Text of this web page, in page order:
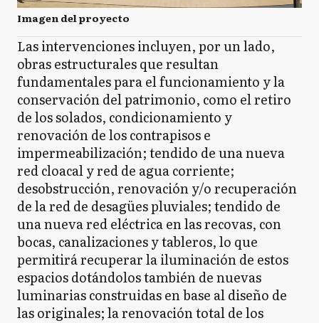
Imagen del proyecto
Las intervenciones incluyen, por un lado,
obras estructurales que resultan
fundamentales para el funcionamiento y la
conservación del patrimonio, como el retiro
de los solados, condicionamiento y
renovación de los contrapisos e
impermeabilización; tendido de una nueva
red cloacal y red de agua corriente;
desobstrucción, renovación y/o recuperación
de la red de desagües pluviales; tendido de
una nueva red eléctrica en las recovas, con
bocas, canalizaciones y tableros, lo que
permitirá recuperar la iluminación de estos
espacios dotándolos también de nuevas
luminarias construidas en base al diseño de
las originales; la renovación total de los